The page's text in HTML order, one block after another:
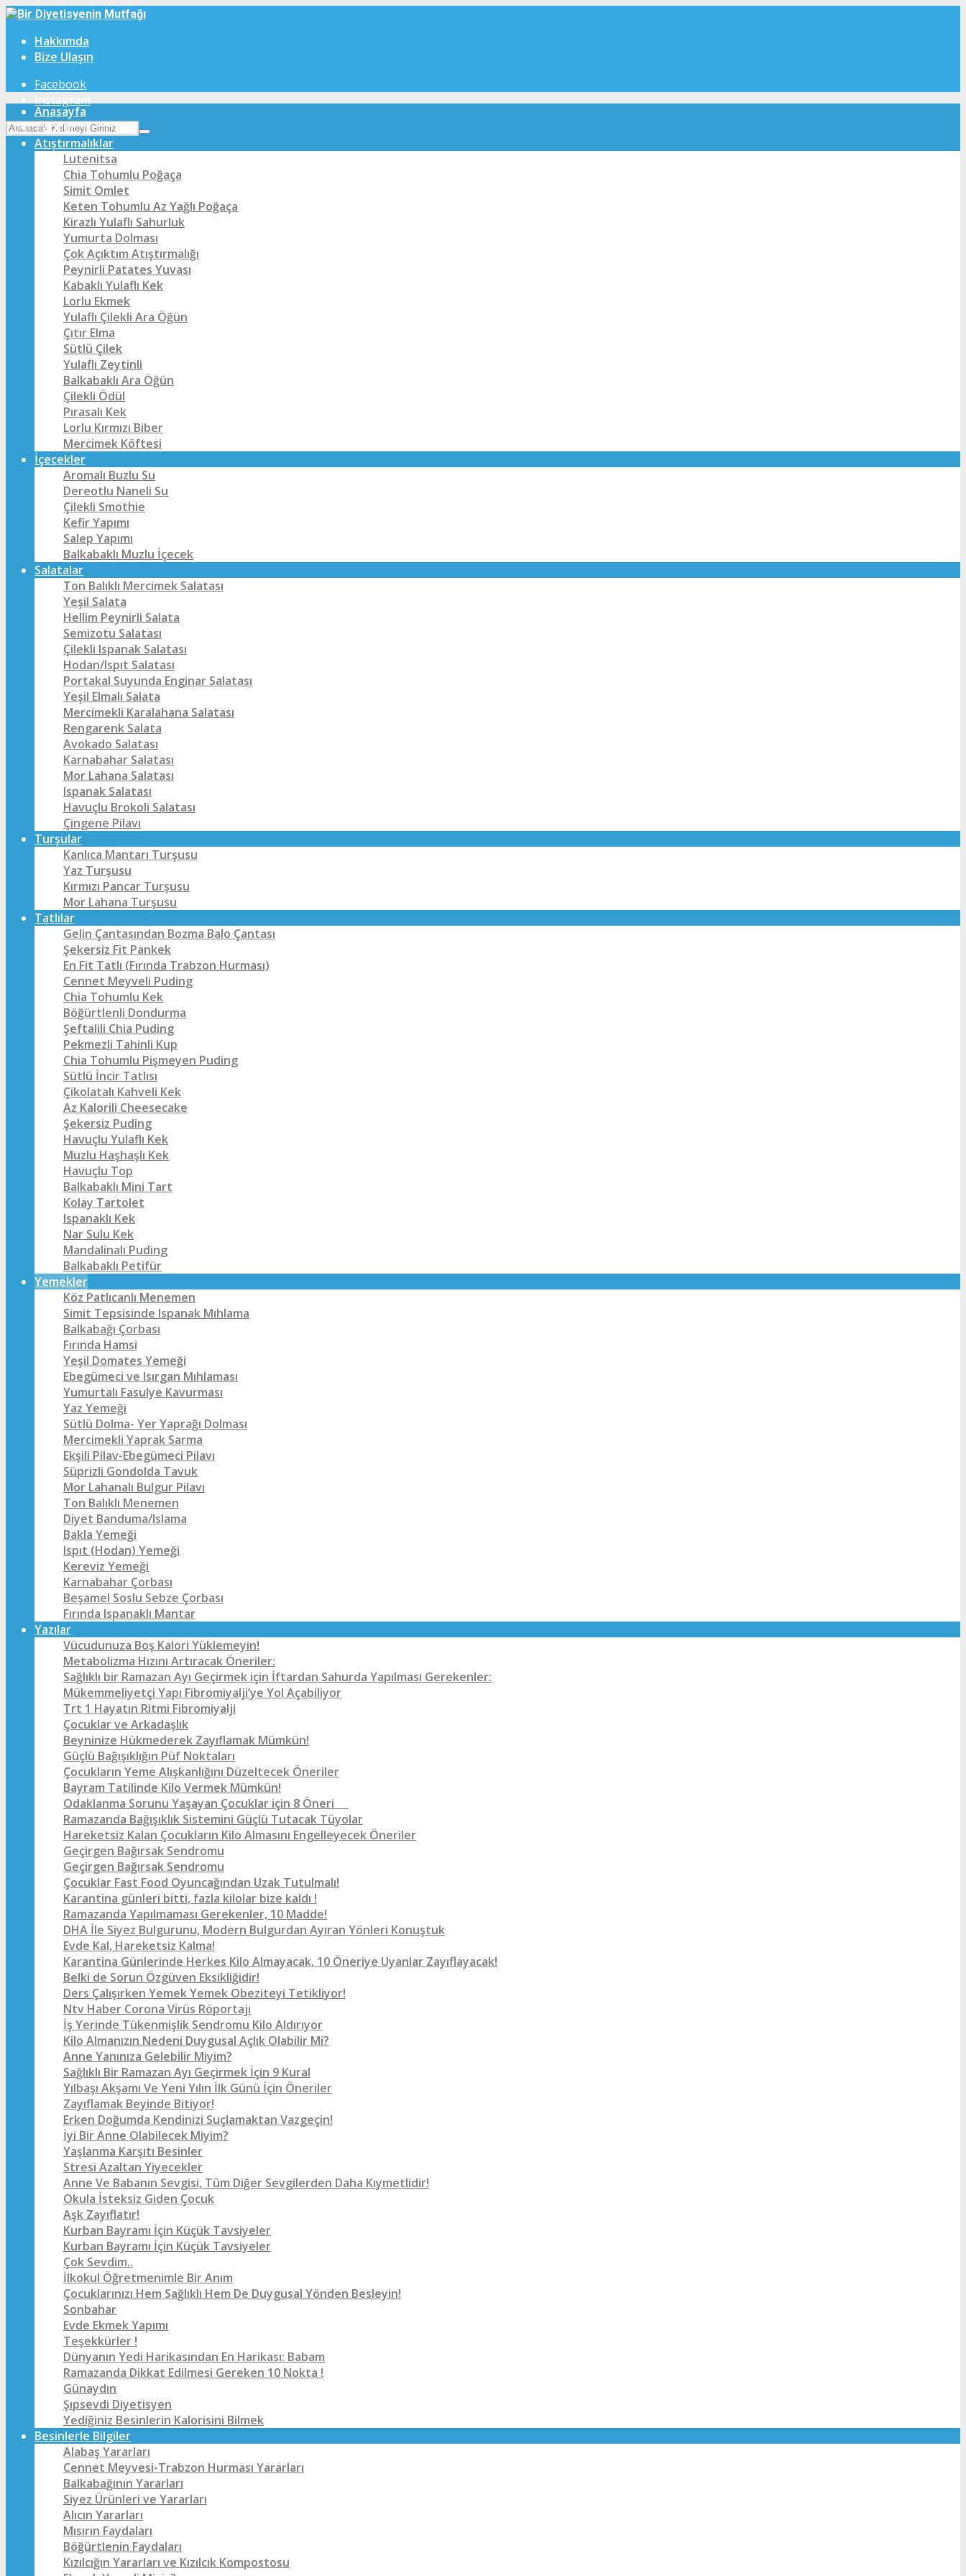
Hakkımda
Bize Ulaşın
Facebook
Instagram
Anasayfa
Tarifler
Atıştırmalıklar
Lutenitsa
Chia Tohumlu Poğaça
Simit Omlet
Keten Tohumlu Az Yağlı Poğaça
Kirazlı Yulaflı Sahurluk
Yumurta Dolması
Çok Açıktım Atıştırmalığı
Peynirli Patates Yuvası
Kabaklı Yulaflı Kek
Lorlu Ekmek
Yulaflı Çilekli Ara Öğün
Çıtır Elma
Sütlü Çilek
Yulaflı Zeytinli
Balkabaklı Ara Öğün
Çilekli Ödül
Pırasalı Kek
Lorlu Kırmızı Biber
Mercimek Köftesi
İçecekler
Aromalı Buzlu Su
Dereotlu Naneli Su
Çilekli Smothie
Kefir Yapımı
Salep Yapımı
Balkabaklı Muzlu İçecek
Salatalar
Ton Balıklı Mercimek Salatası
Yeşil Salata
Hellim Peynirli Salata
Semizotu Salatası
Çilekli Ispanak Salatası
Hodan/Ispıt Salatası
Portakal Suyunda Enginar Salatası
Yeşil Elmalı Salata
Mercimekli Karalahana Salatası
Rengarenk Salata
Avokado Salatası
Karnabahar Salatası
Mor Lahana Salatası
Ispanak Salatası
Havuçlu Brokoli Salatası
Çingene Pilavı
Turşular
Kanlıca Mantarı Turşusu
Yaz Turşusu
Kırmızı Pancar Turşusu
Mor Lahana Turşusu
Tatlılar
Gelin Çantasından Bozma Balo Çantası
Şekersiz Fit Pankek
En Fit Tatlı (Fırında Trabzon Hurması)
Cennet Meyveli Puding
Chia Tohumlu Kek
Böğürtlenli Dondurma
Şeftalili Chia Puding
Pekmezli Tahinli Kup
Chia Tohumlu Pişmeyen Puding
Sütlü İncir Tatlısı
Çikolatalı Kahveli Kek
Az Kalorili Cheesecake
Şekersiz Puding
Havuçlu Yulaflı Kek
Muzlu Haşhaşlı Kek
Havuçlu Top
Balkabaklı Mini Tart
Kolay Tartolet
Ispanaklı Kek
Nar Sulu Kek
Mandalinalı Puding
Balkabaklı Petifür
Yemekler
Köz Patlıcanlı Menemen
Simit Tepsisinde Ispanak Mıhlama
Balkabağı Çorbası
Fırında Hamsi
Yeşil Domates Yemeği
Ebegümeci ve Isırgan Mıhlaması
Yumurtalı Fasulye Kavurması
Yaz Yemeği
Sütlü Dolma- Yer Yaprağı Dolması
Mercimekli Yaprak Sarma
Ekşili Pilav-Ebegümeci Pilavı
Süprizli Gondolda Tavuk
Mor Lahanalı Bulgur Pilavı
Ton Balıklı Menemen
Diyet Banduma/Islama
Bakla Yemeği
Ispıt (Hodan) Yemeği
Kereviz Yemeği
Karnabahar Çorbası
Beşamel Soslu Sebze Çorbası
Fırında Ispanaklı Mantar
Yazılar
Vücudunuza Boş Kalori Yüklemeyin!
Metabolizma Hızını Artıracak Öneriler:
Sağlıklı bir Ramazan Ayı Geçirmek için İftardan Sahurda Yapılması Gerekenler:
Mükemmeliyetçi Yapı Fibromiyalji’ye Yol Açabiliyor
Trt 1 Hayatın Ritmi Fibromiyalji
Çocuklar ve Arkadaşlık
Beyninize Hükmederek Zayıflamak Mümkün!
Güçlü Bağışıklığın Püf Noktaları
Çocukların Yeme Alışkanlığını Düzeltecek Öneriler
Bayram Tatilinde Kilo Vermek Mümkün!
Odaklanma Sorunu Yaşayan Çocuklar için 8 Öneri
Ramazanda Bağışıklık Sistemini Güçlü Tutacak Tüyolar
Hareketsiz Kalan Çocukların Kilo Almasını Engelleyecek Öneriler
Geçirgen Bağırsak Sendromu
Geçirgen Bağırsak Sendromu
Çocuklar Fast Food Oyuncağından Uzak Tutulmalı!
Karantina günleri bitti, fazla kilolar bize kaldı !
Ramazanda Yapılmaması Gerekenler, 10 Madde!
DHA İle Siyez Bulgurunu, Modern Bulgurdan Ayıran Yönleri Konuştuk
Evde Kal, Hareketsiz Kalma!
Karantina Günlerinde Herkes Kilo Almayacak, 10 Öneriye Uyanlar Zayıflayacak!
Belki de Sorun Özgüven Eksikliğidir!
Ders Çalışırken Yemek Yemek Obeziteyi Tetikliyor!
Ntv Haber Corona Virüs Röportajı
İş Yerinde Tükenmişlik Sendromu Kilo Aldırıyor
Kilo Almanızın Nedeni Duygusal Açlık Olabilir Mi?
Anne Yanınıza Gelebilir Miyim?
Sağlıklı Bir Ramazan Ayı Geçirmek İçin 9 Kural
Yılbaşı Akşamı Ve Yeni Yılın İlk Günü İçin Öneriler
Zayıflamak Beyinde Bitiyor!
Erken Doğumda Kendinizi Suçlamaktan Vazgeçin!
İyi Bir Anne Olabilecek Miyim?
Yaşlanma Karşıtı Besinler
Stresi Azaltan Yiyecekler
Anne Ve Babanın Sevgisi, Tüm Diğer Sevgilerden Daha Kıymetlidir!
Okula İsteksiz Giden Çocuk
Aşk Zayıflatır!
Kurban Bayramı İçin Küçük Tavsiyeler
Kurban Bayramı İçin Küçük Tavsiyeler
Çok Sevdim..
İlkokul Öğretmenimle Bir Anım
Çocuklarınızı Hem Sağlıklı Hem De Duygusal Yönden Besleyin!
Sonbahar
Evde Ekmek Yapımı
Teşekkürler !
Dünyanın Yedi Harikasından En Harikası: Babam
Ramazanda Dikkat Edilmesi Gereken 10 Nokta !
Günaydın
Şıpsevdi Diyetisyen
Yediğiniz Besinlerin Kalorisini Bilmek
Besinlerle Bilgiler
Alabaş Yararları
Cennet Meyvesi-Trabzon Hurması Yararları
Balkabağının Yararları
Siyez Ürünleri ve Yararları
Alıcın Yararları
Mısırın Faydaları
Böğürtlenin Faydaları
Kızılcığın Yararları ve Kızılcık Kompostosu